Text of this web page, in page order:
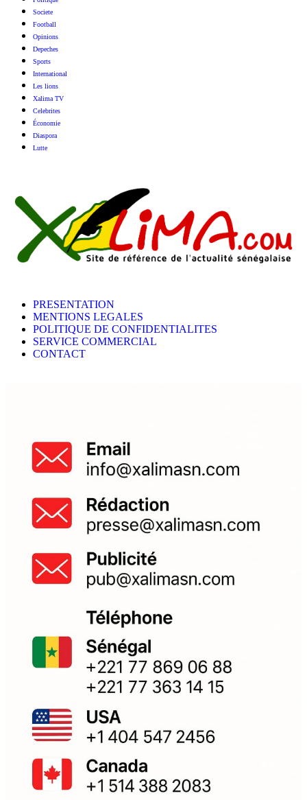
Societe
Football
Opinions
Depeches
Sports
International
Les lions
Xalima TV
Celebrites
Économie
Diaspora
Lutte
PRESENTATION
MENTIONS LEGALES
POLITIQUE DE CONFIDENTIALITES
SERVICE COMMERCIAL
CONTACT